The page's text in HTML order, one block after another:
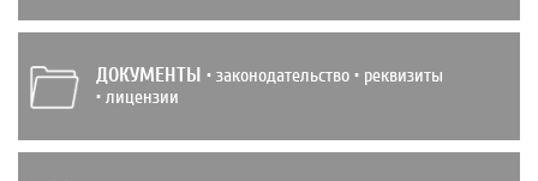
ДОКУМЕНТЫ • законодательство • реквизиты
• лицензии